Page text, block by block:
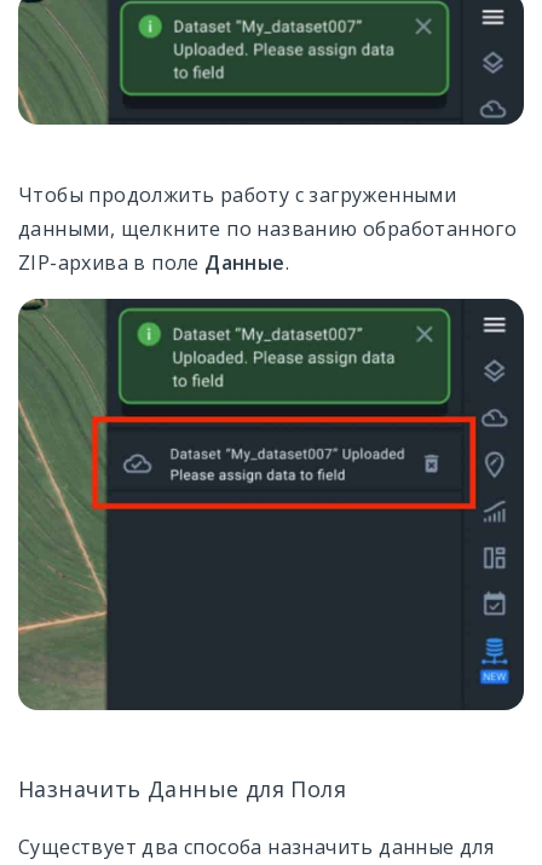
Чтобы продолжить работу с загруженными
данными, щелкните по названию обработанного
ZIP-архива в поле Данные.
Назначить Данные для Поля
Существует два способа назначить данные для